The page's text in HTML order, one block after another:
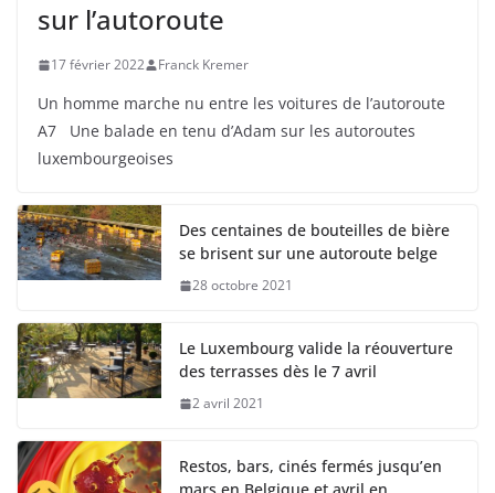
sur l’autoroute
17 février 2022 Franck Kremer
Un homme marche nu entre les voitures de l’autoroute
A7 Une balade en tenu d’Adam sur les autoroutes
luxembourgeoises
Des centaines de bouteilles de bière
se brisent sur une autoroute belge
28 octobre 2021
Le Luxembourg valide la réouverture
des terrasses dès le 7 avril
2 avril 2021
Restos, bars, cinés fermés jusqu’en